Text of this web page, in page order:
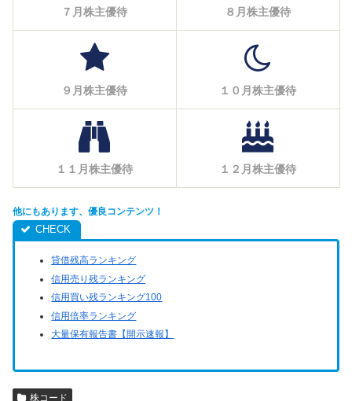
７月株主優待 ８月株主優待
９月株主優待 １０月株主優待
１１月株主優待 １２月株主優待
他にもあります、優良コンテンツ！
貸借残高ランキング
信用売り残ランキング
信用買い残ランキング100
信用倍率ランキング
大量保有報告書【開示速報】
株コード